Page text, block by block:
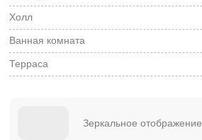
Холл
Ванная комната
Терраса
Зеркальное отображение